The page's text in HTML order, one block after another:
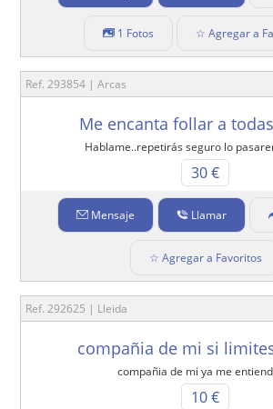
1 Fotos ☆ Agregar a
Ref. 293854 | Arcas
Me encanta follar a
Hablame..repetirás seguro lo
30 €
Mensaje Llamar
☆ Agregar a Favoritos
Ref. 292625 | Lleida
compañia de mi si
compañia de mi ya me
10 €